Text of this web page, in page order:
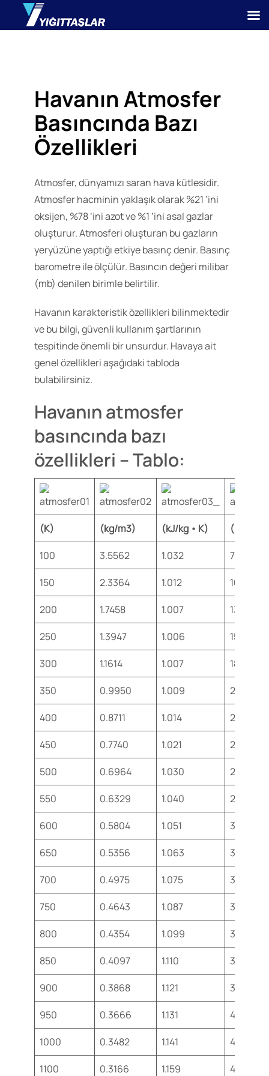
Havanın Atmosfer
Basıncında Bazı
Özellikleri
Atmosfer, dünyamızı saran hava kütlesidir.
Atmosfer hacminin yaklaşık olarak %21 ‘ini
oksijen, %78 ‘ini azot ve %1 ‘ini asal gazlar
oluşturur. Atmosferi oluşturan bu gazların
yeryüzüne yaptığı etkiye basınç denir. Basınç
barometre ile ölçülür. Basıncın değeri milibar
(mb) denilen birimle belirtilir.
Havanın karakteristik özellikleri bilinmektedir
ve bu bilgi, güvenli kullanım şartlarının
tespitinde önemli bir unsurdur. Havaya ait
genel özellikleri aşağıdaki tabloda
bulabilirsiniz.
Havanın atmosfer
basıncında bazı
özellikleri – Tablo:
(K) (kg/m3) (kJ/kg • K) (N • s/
100 3.5562 1.032 71.1
150 2.3364 1.012 103.4
200 1.7458 1.007 132.5
250 1.3947 1.006 159.6
300 1.1614 1.007 184.6
350 0.9950 1.009 208.2
400 0.8711 1.014 230.1
450 0.7740 1.021 250.7
500 0.6964 1.030 270.1
550 0.6329 1.040 288.4
600 0.5804 1.051 305.8
650 0.5356 1.063 322.5
700 0.4975 1.075 338.8
750 0.4643 1.087 354.6
800 0.4354 1.099 369.8
850 0.4097 1.110 384.3
900 0.3868 1.121 398.1
950 0.3666 1.131 411.3
1000 0.3482 1.141 424.4
1100 0.3166 1.159 449.0